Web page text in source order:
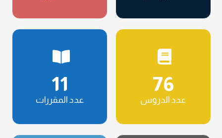
76
عدد الدروس
11
عدد المقررات